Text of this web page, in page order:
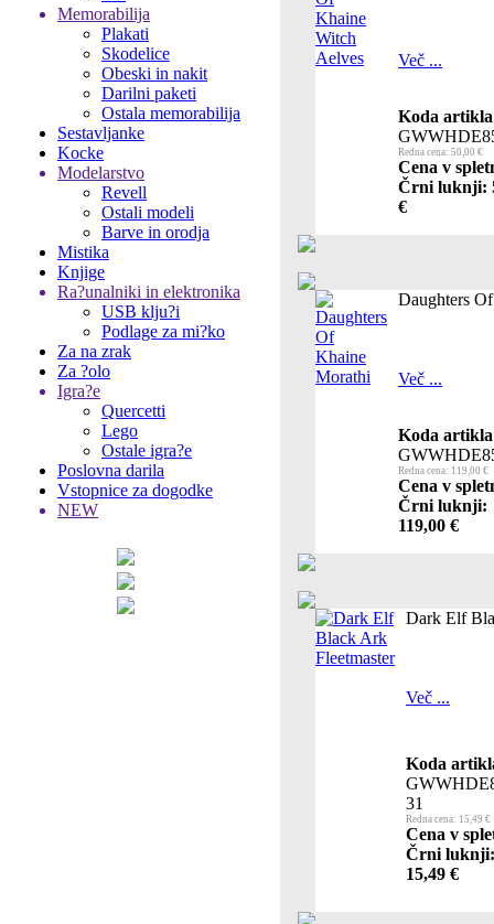
Memorabilija
Plakati
Skodelice
Obeski in nakit
Darilni paketi
Ostala memorabilija
Sestavljanke
Kocke
Modelarstvo
Revell
Ostali modeli
Barve in orodja
Mistika
Knjige
Ra?unalniki in elektronika
USB klju?i
Podlage za mi?ko
Za na zrak
Za ?olo
Igra?e
Quercetti
Lego
Ostale igra?e
Poslovna darila
Vstopnice za dogodke
NEW
Več ...
Koda
Redna cena: 50,00 €
Cena v
Črni luknji:
€
Daughters
Več ...
Koda
Redna cena: 119,00 €
Cena v
Črni luknji:
119,00 €
Dark Elf
Več ...
Koda
31
Redna cena: 15,49 €
Cena v
Črni luknji:
15,49 €